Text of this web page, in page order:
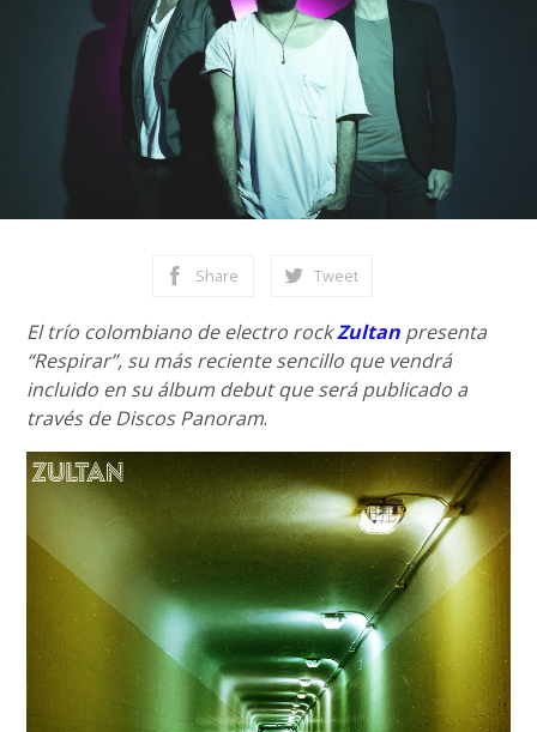
Share Tweet
El trío colombiano de electro rockZultan presenta
“Respirar”, su más reciente sencillo que vendrá
incluido en su álbum debut que será publicado a
través de Discos Panoram.